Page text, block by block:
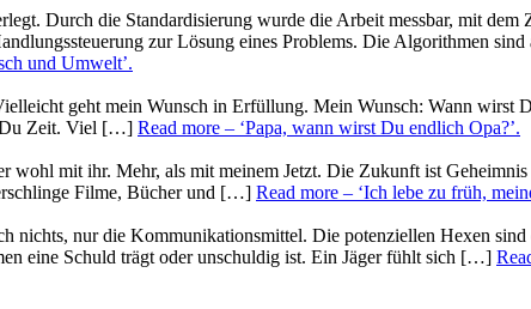
Durch die Standardisierung wurde die Arbeit messbar, mit dem
zur Lösung eines Problems. Die Algorithmen
und Umwelt’.
geht mein Wunsch in Erfüllung. Mein Wunsch: Wann wirst
Du Zeit. Viel […] Read more – ‘Papa, wann wirst Du endlich Opa?’.
mit ihr. Mehr, als mit meinem Jetzt. Die Zukunft ist
Filme, Bücher und […] Read more – ‘Ich lebe zu früh,
nichts, nur die Kommunikationsmittel. Die potenziellen Hexen sind
eine Schuld trägt oder unschuldig ist. Ein Jäger fühlt sich […]